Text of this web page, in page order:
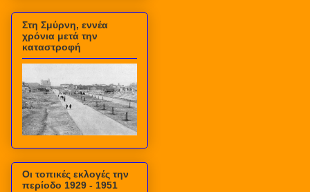
Στη Σμύρνη, εννέα
χρόνια μετά την
καταστροφή
Οι τοπικές εκλογές την
περίοδο 1929 - 1951